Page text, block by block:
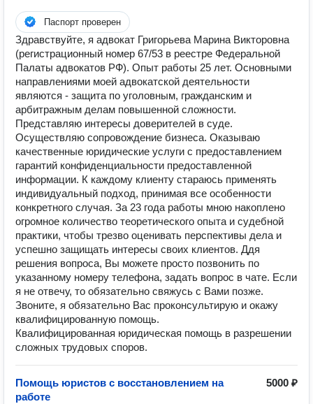
Паспорт проверен
Здравствуйте, я адвокат Григорьева Марина Викторовна
(регистрационный номер 67/53 в реестре Федеральной
Палаты адвокатов РФ). Опыт работы 25 лет. Основными
направлениями моей адвокатской деятельности
являются - защита по уголовным, гражданским и
арбитражным делам повышенной сложности.
Представляю интересы доверителей в суде.
Осуществляю сопровождение бизнеса. Оказываю
качественные юридические услуги с предоставлением
гарантий конфиденциальности предоставленной
информации. К каждому клиенту стараюсь применять
индивидуальный подход, принимая все особенности
конкретного случая. За 23 года работы мною накоплено
огромное количество теоретического опыта и судебной
практики, чтобы трезво оценивать перспективы дела и
успешно защищать интересы своих клиентов. Ддя
решения вопроса, Вы можете просто позвонить по
указанному номеру телефона, задать вопрос в чате. Если
я не отвечу, то обязательно свяжусь с Вами позже.
Звоните, я обязательно Вас проконсультирую и окажу
квалифицированную помощь.
Квалифицированная юридическая помощь в разрешении
сложных трудовых споров.
Помощь юристов с восстановлением на
работе
5000 ₽